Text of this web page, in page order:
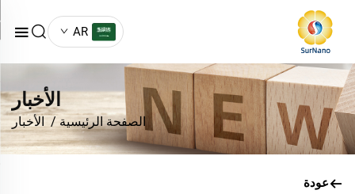
AR
الأخبار
الصفحة الرئيسية / الأخبار
عودة